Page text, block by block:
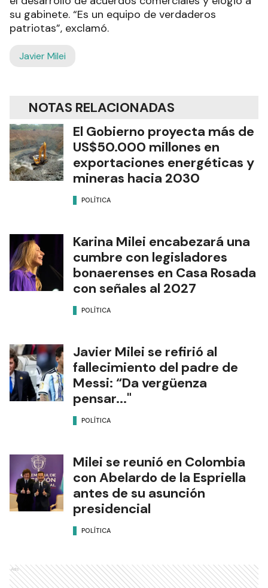
su gabinete. “Es un equipo de verdaderos
patriotas”, exclamó.
Javier Milei
NOTAS RELACIONADAS
El Gobierno proyecta más de
US$50.000 millones en
exportaciones energéticas y
mineras hacia 2030
POLÍTICA
Karina Milei encabezará una
cumbre con legisladores
bonaerenses en Casa Rosada
con señales al 2027
POLÍTICA
Javier Milei se refirió al
fallecimiento del padre de
Messi: “Da vergüenza
pensar..."
POLÍTICA
Milei se reunió en Colombia
con Abelardo de la Espriella
antes de su asunción
presidencial
POLÍTICA
Ads